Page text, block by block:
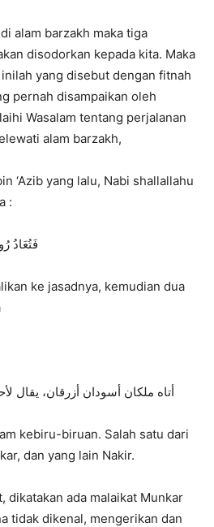
alam barzakh maka tiga
disodorkan kepada kita. Maka
yang disebut dengan fitnah
pernah disampaikan oleh
Wasalam tentang perjalanan
alam barzakh,
‘Azib yang lalu, Nabi shallallahu
:
فَتُعَادُ
ke jasadnya, kemudian dua
أتاه ملكان أسودان أزرقان، يقال
kebiru-biruan. Salah satu dari
dan yang lain Nakir.
dikatakan ada malaikat Munkar
tidak dikenal, mengerikan dan